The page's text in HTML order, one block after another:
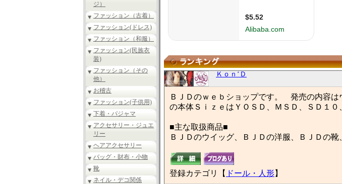
ジ）
ファッション（古着）
ファッション(ドレス)
ファッション（和服）
ファッション(民族衣
装)
ファッション（その
他）
お稽古
ファッション(子供用)
下着・パジャマ
アクセサリー・ジュエ
リー
ヘアアクセサリー
バッグ・財布・小物
靴
ネイル・デコ関係
Ｋｏｎ‘Ｄ
ＢＪＤのｗｅｂショップです。 発売の内容
の本体ＳｉｚｅはＹＯＳＤ、ＭＳＤ、ＳＤ１０
■主な取扱商品■
ＢＪＤのウイッグ、ＢＪＤの洋服、ＢＪＤの
登録カテゴリ【 ドール・人形】